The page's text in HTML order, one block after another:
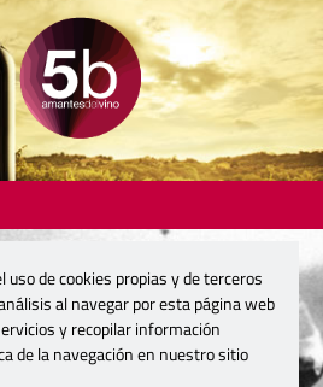
uso de cookies propias y de terceros
al navegar por esta página web
y recopilar información
de la navegación en nuestro sitio